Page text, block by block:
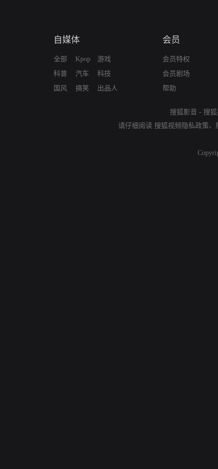
自媒体
全部
科普
国风
Kpop
汽车
搞笑
游戏
科技
出品人
会员
会员特权
会员剧场
帮助
搜狐影音 - 搜
请仔细阅读 搜狐视频隐私政策、